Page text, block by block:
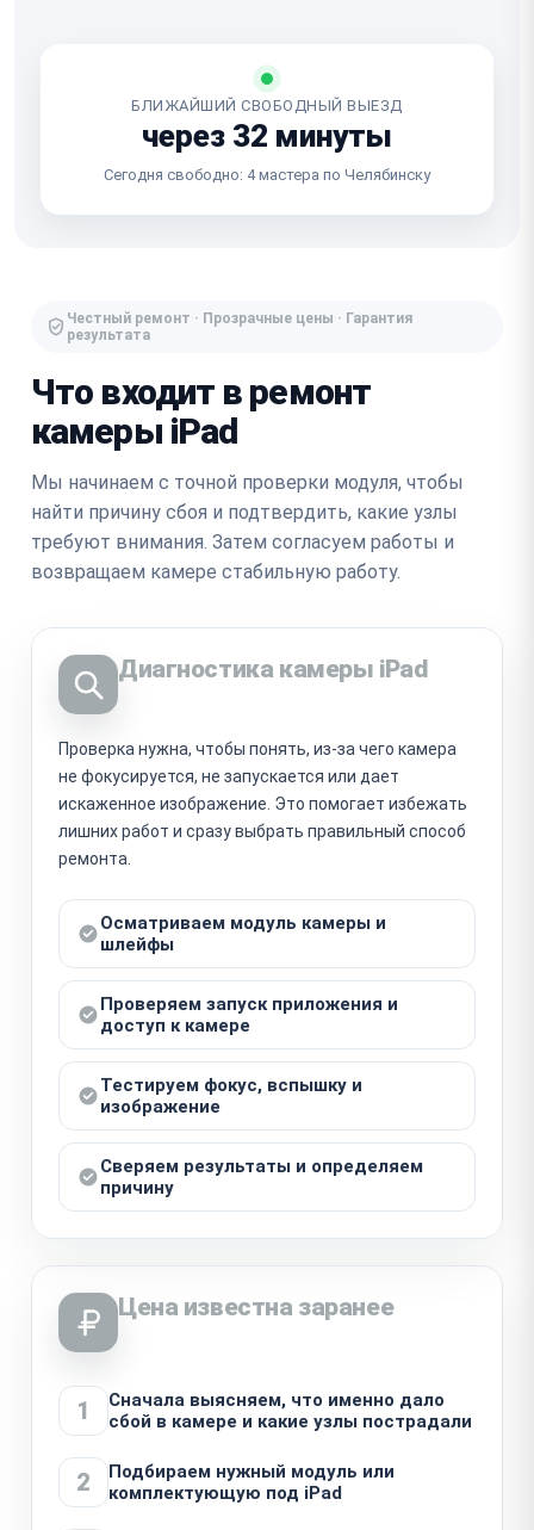
БЛИЖАЙШИЙ СВОБОДНЫЙ ВЫЕЗД
через 32 минуты
Сегодня свободно: 4 мастера по Челябинску
Честный ремонт · Прозрачные цены · Гарантия
результата
Что входит в ремонт
камеры iPad
Мы начинаем с точной проверки модуля, чтобы
найти причину сбоя и подтвердить, какие узлы
требуют внимания. Затем согласуем работы и
возвращаем камере стабильную работу.
Диагностика камеры iPad
Проверка нужна, чтобы понять, из-за чего камера
не фокусируется, не запускается или дает
искаженное изображение. Это помогает избежать
лишних работ и сразу выбрать правильный способ
ремонта.
Осматриваем модуль камеры и
шлейфы
Проверяем запуск приложения и
доступ к камере
Тестируем фокус, вспышку и
изображение
Сверяем результаты и определяем
причину
Цена известна заранее
1
Сначала выясняем, что именно дало
сбой в камере и какие узлы пострадали
2
Подбираем нужный модуль или
комплектующую под iPad